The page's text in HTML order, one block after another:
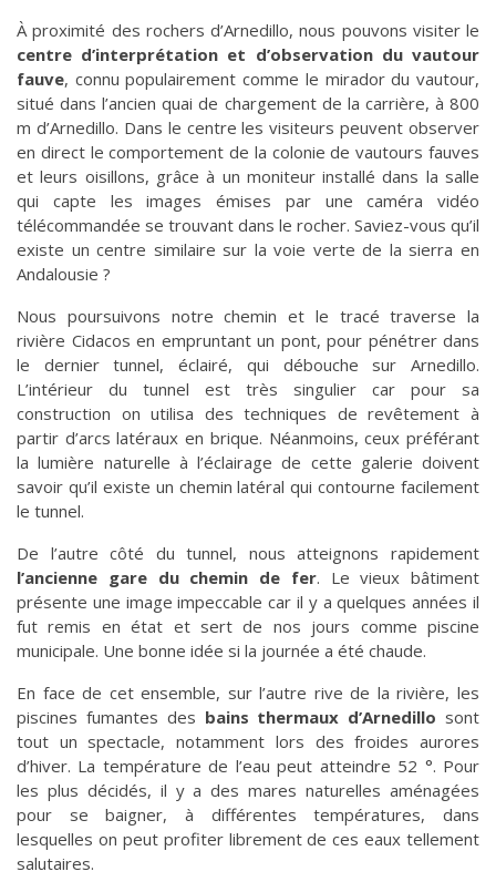
À proximité des rochers d’Arnedillo, nous pouvons visiter le
centre d’interprétation et d’observation du vautour
fauve, connu populairement comme le mirador du vautour,
situé dans l’ancien quai de chargement de la carrière, à 800
m d’Arnedillo. Dans le centre les visiteurs peuvent observer
en direct le comportement de la colonie de vautours fauves
et leurs oisillons, grâce à un moniteur installé dans la salle
qui capte les images émises par une caméra vidéo
télécommandée se trouvant dans le rocher. Saviez-vous qu’il
existe un centre similaire sur la voie verte de la sierra en
Andalousie ?
Nous poursuivons notre chemin et le tracé traverse la
rivière Cidacos en empruntant un pont, pour pénétrer dans
le dernier tunnel, éclairé, qui débouche sur Arnedillo.
L’intérieur du tunnel est très singulier car pour sa
construction on utilisa des techniques de revêtement à
partir d’arcs latéraux en brique. Néanmoins, ceux préférant
la lumière naturelle à l’éclairage de cette galerie doivent
savoir qu’il existe un chemin latéral qui contourne facilement
le tunnel.
De l’autre côté du tunnel, nous atteignons rapidement
l’ancienne gare du chemin de fer. Le vieux bâtiment
présente une image impeccable car il y a quelques années il
fut remis en état et sert de nos jours comme piscine
municipale. Une bonne idée si la journée a été chaude.
En face de cet ensemble, sur l’autre rive de la rivière, les
piscines fumantes des bains thermaux d’Arnedillo sont
tout un spectacle, notamment lors des froides aurores
d’hiver. La température de l’eau peut atteindre 52 °. Pour
les plus décidés, il y a des mares naturelles aménagées
pour se baigner, à différentes températures, dans
lesquelles on peut profiter librement de ces eaux tellement
salutaires.